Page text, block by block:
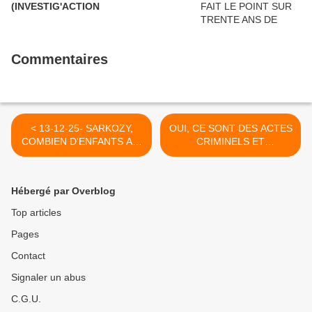
(INVESTIG'ACTION
Commentaires
< 13-12-25- SARKOZY,
COMBIEN D'ENFANTS AS-
TU TUES, CETTE NUIT ?
OUI, CE SONT DES ACTES
CRIMINELS ET
REPUGNANTS,
Hébergé par Overblog
Top articles
Pages
Contact
Signaler un abus
C.G.U.